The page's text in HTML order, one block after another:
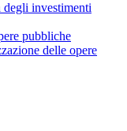
investimenti
pubbliche
delle opere